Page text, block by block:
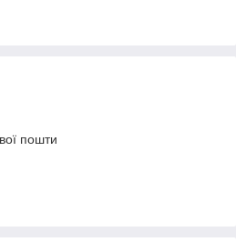
пошти